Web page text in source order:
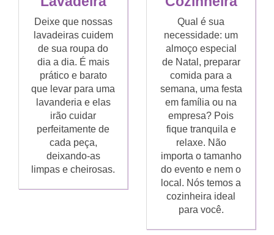
Deixe que nossas
lavadeiras cuidem
de sua roupa do
dia a dia. É mais
prático e barato
que levar para uma
lavanderia e elas
irão cuidar
perfeitamente de
cada peça,
deixando-as
limpas e cheirosas.
Qual é sua
necessidade: um
almoço especial
de Natal, preparar
comida para a
semana, uma festa
em família ou na
empresa? Pois
fique tranquila e
relaxe. Não
importa o tamanho
do evento e nem o
local. Nós temos a
cozinheira ideal
para você.